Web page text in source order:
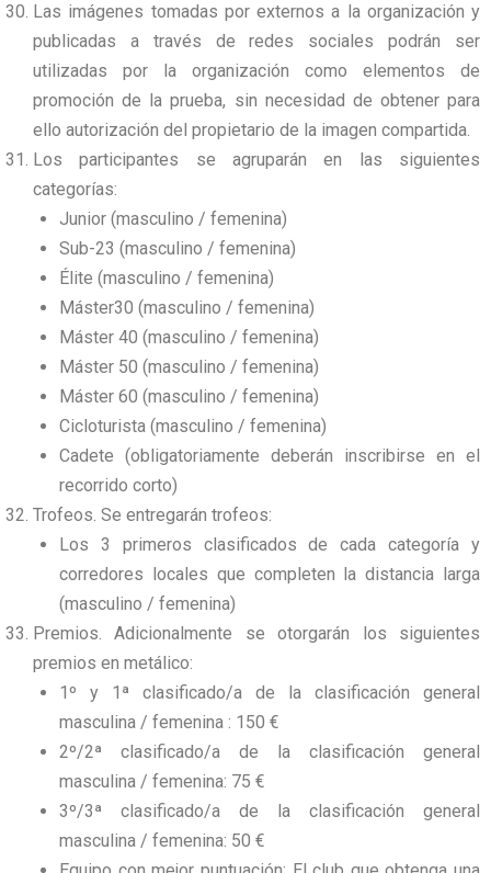
Las imágenes tomadas por externos a la organización y
publicadas a través de redes sociales podrán ser
utilizadas por la organización como elementos de
promoción de la prueba, sin necesidad de obtener para
ello autorización del propietario de la imagen compartida.
Los participantes se agruparán en las siguientes
categorías:
Junior (masculino / femenina)
Sub-23 (masculino / femenina)
Élite (masculino / femenina)
Máster30 (masculino / femenina)
Máster 40 (masculino / femenina)
Máster 50 (masculino / femenina)
Máster 60 (masculino / femenina)
Cicloturista (masculino / femenina)
Cadete (obligatoriamente deberán inscribirse en el
recorrido corto)
Trofeos. Se entregarán trofeos:
Los 3 primeros clasificados de cada categoría y
corredores locales que completen la distancia larga
(masculino / femenina)
Premios. Adicionalmente se otorgarán los siguientes
premios en metálico:
1º y 1ª clasificado/a de la clasificación general
masculina / femenina : 150 €
2º/2ª clasificado/a de la clasificación general
masculina / femenina: 75 €
3º/3ª clasificado/a de la clasificación general
masculina / femenina: 50 €